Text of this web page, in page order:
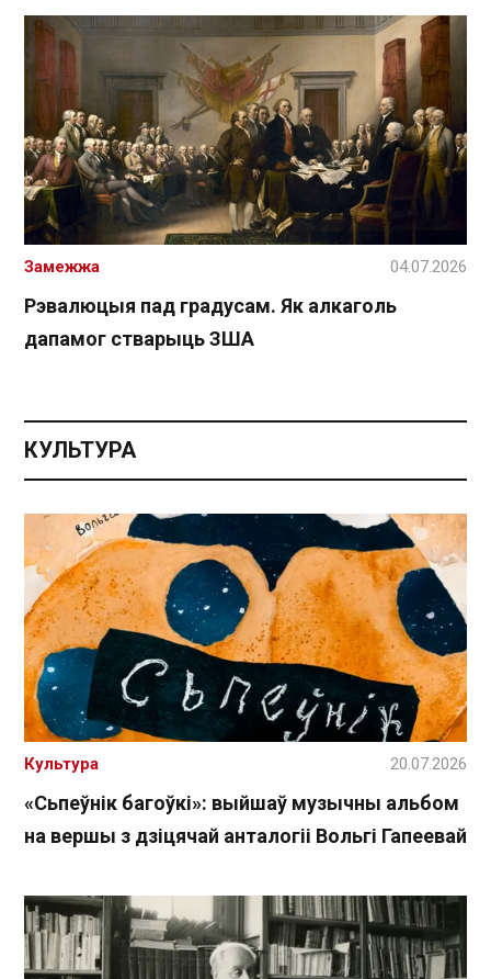
Рэвалюцыя пад градусам. Як алкаголь
дапамог стварыць ЗША
Замежжа 04.07.2026
КУЛЬТУРА
«Сьпеўнік багоўкі»: выйшаў музычны альбом
на вершы з дзіцячай анталогіі Вольгі Гапеевай
Культура 20.07.2026